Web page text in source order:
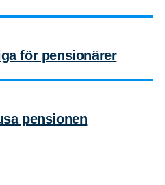
för pensionärer
pensionen